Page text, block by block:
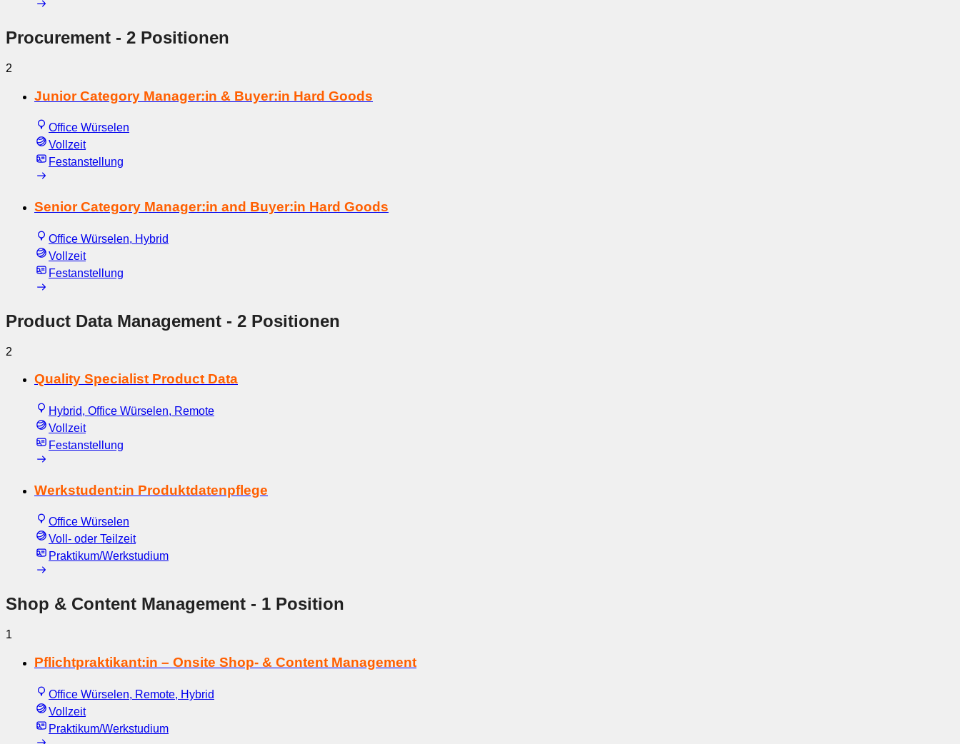
Procurement - 2 Positionen
2
Junior Category Manager:in & Buyer:in Hard Goods
Office Würselen
Vollzeit
Festanstellung
Senior Category Manager:in and Buyer:in Hard Goods
Office Würselen, Hybrid
Vollzeit
Festanstellung
Product Data Management - 2 Positionen
2
Quality Specialist Product Data
Hybrid, Office Würselen, Remote
Vollzeit
Festanstellung
Werkstudent:in Produktdatenpflege
Office Würselen
Voll- oder Teilzeit
Praktikum/Werkstudium
Shop & Content Management - 1 Position
1
Pflichtpraktikant:in – Onsite Shop- & Content Management
Office Würselen, Remote, Hybrid
Vollzeit
Praktikum/Werkstudium